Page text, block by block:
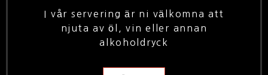
I vår servering är ni välkomna att
njuta av öl, vin eller annan
alkoholdryck